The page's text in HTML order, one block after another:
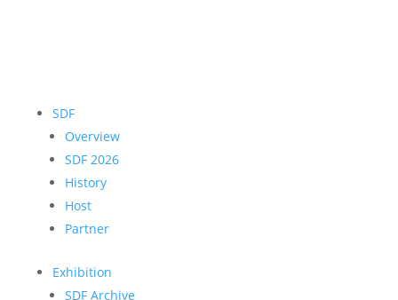
SDF
Overview
SDF 2026
History
Host
Partner
Exhibition
SDF Archive